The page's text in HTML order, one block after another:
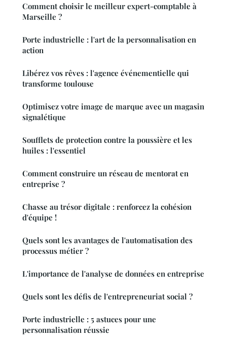
Comment choisir le meilleur expert-comptable à
Marseille ?
Porte industrielle : l'art de la personnalisation en
action
Libérez vos rêves : l'agence événementielle qui
transforme toulouse
Optimisez votre image de marque avec un magasin
signalétique
Soufflets de protection contre la poussière et les
huiles : l'essentiel
Comment construire un réseau de mentorat en
entreprise ?
Chasse au trésor digitale : renforcez la cohésion
d'équipe !
Quels sont les avantages de l'automatisation des
processus métier ?
L'importance de l'analyse de données en entreprise
Quels sont les défis de l'entrepreneuriat social ?
Porte industrielle : 5 astuces pour une
personnalisation réussie